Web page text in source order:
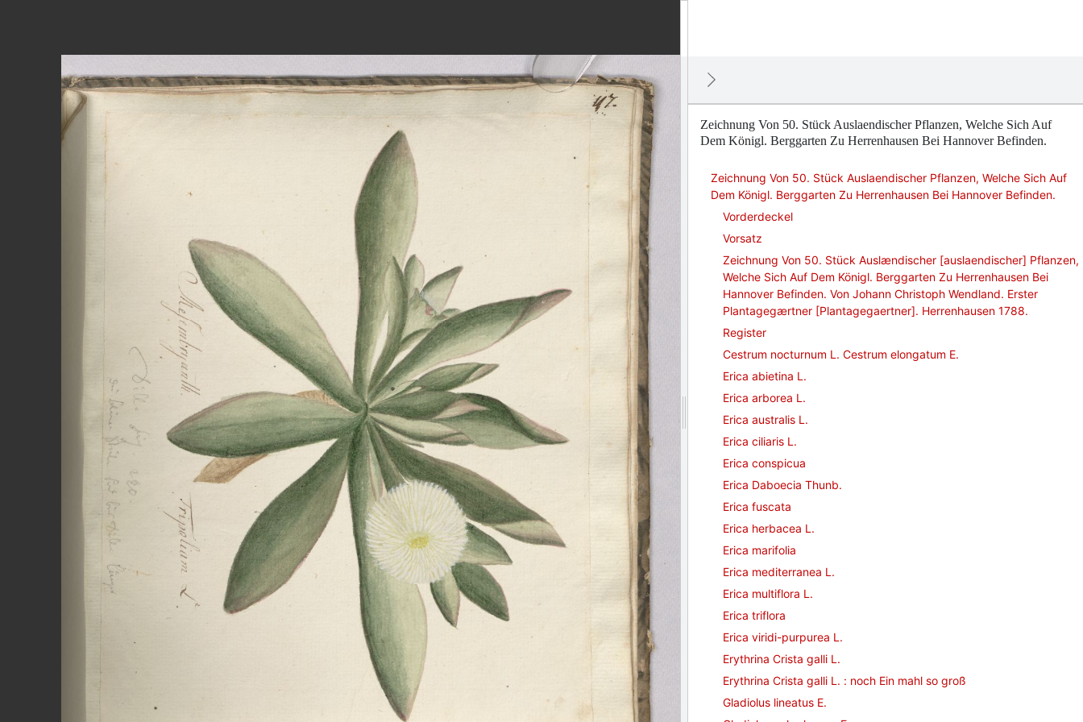
Zeichnung Von 50. Stück Auslaendischer Pflanzen, Welche Sich Auf
Dem Königl. Berggarten Zu Herrenhausen Bei Hannover Befinden.
Zeichnung Von 50. Stück Auslaendischer Pflanzen, Welche Sich Auf
Dem Königl. Berggarten Zu Herrenhausen Bei Hannover Befinden.
Vorderdeckel
Vorsatz
Zeichnung Von 50. Stück Auslændischer [auslaendischer] Pflanzen,
Welche Sich Auf Dem Königl. Berggarten Zu Herrenhausen Bei
Hannover Befinden. Von Johann Christoph Wendland. Erster
Plantagegærtner [Plantagegaertner]. Herrenhausen 1788.
Register
Cestrum nocturnum L. Cestrum elongatum E.
Erica abietina L.
Erica arborea L.
Erica australis L.
Erica ciliaris L.
Erica conspicua
Erica Daboecia Thunb.
Erica fuscata
Erica herbacea L.
Erica marifolia
Erica mediterranea L.
Erica multiflora L.
Erica triflora
Erica viridi-purpurea L.
Erythrina Crista galli L.
Erythrina Crista galli L. : noch Ein mahl so groß
Gladiolus lineatus E.